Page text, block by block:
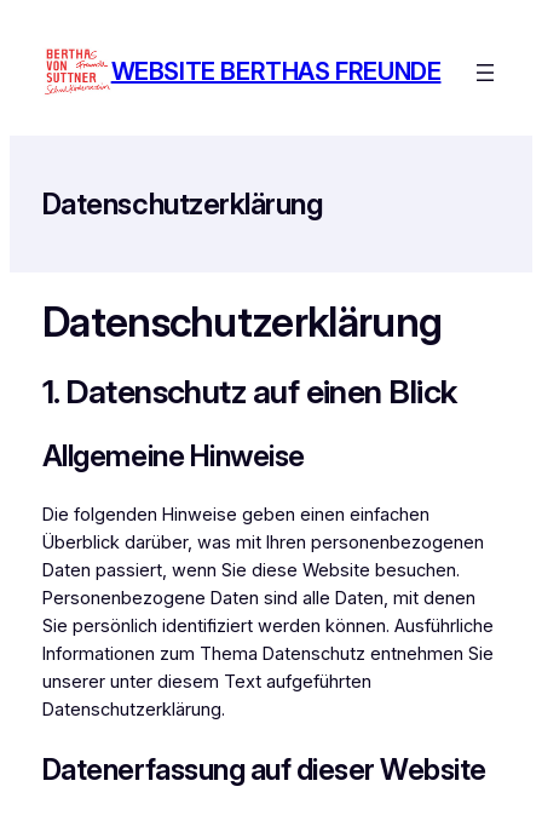
Inhalt
springen
WEBSITE BERTHAS FREUNDE
Datenschutzerklärung
Datenschutz­erklärung
1. Datenschutz auf einen Blick
Allgemeine Hinweise
Die folgenden Hinweise geben einen einfachen
Überblick darüber, was mit Ihren personenbezogenen
Daten passiert, wenn Sie diese Website besuchen.
Personenbezogene Daten sind alle Daten, mit denen
Sie persönlich identifiziert werden können. Ausführliche
Informationen zum Thema Datenschutz entnehmen Sie
unserer unter diesem Text aufgeführten
Datenschutzerklärung.
Datenerfassung auf dieser Website